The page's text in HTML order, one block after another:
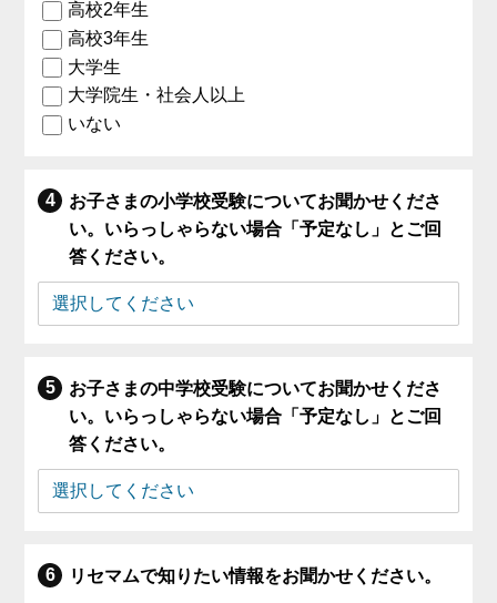
高校2年生
高校3年生
大学生
大学院生・社会人以上
いない
お子さまの小学校受験についてお聞かせくださ
い。いらっしゃらない場合「予定なし」とご回
答ください。
お子さまの中学校受験についてお聞かせくださ
い。いらっしゃらない場合「予定なし」とご回
答ください。
リセマムで知りたい情報をお聞かせください。